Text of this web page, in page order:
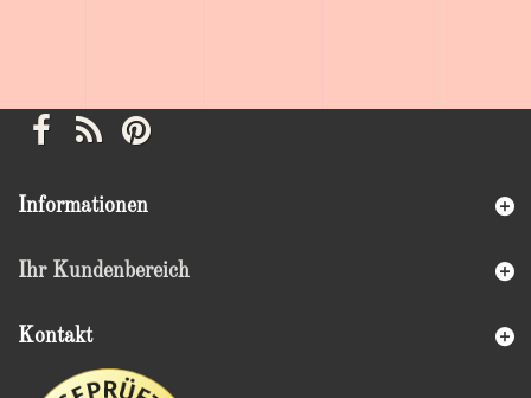
Informationen
Ihr Kundenbereich
Kontakt